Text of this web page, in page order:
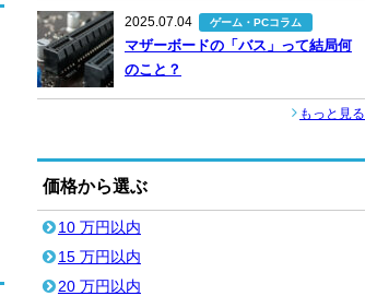
2025.07.04 ゲーム・PCコラム
マザーボードの「バス」って結局何
のこと？
もっと見る
価格から選ぶ
10 万円以内
15 万円以内
20 万円以内